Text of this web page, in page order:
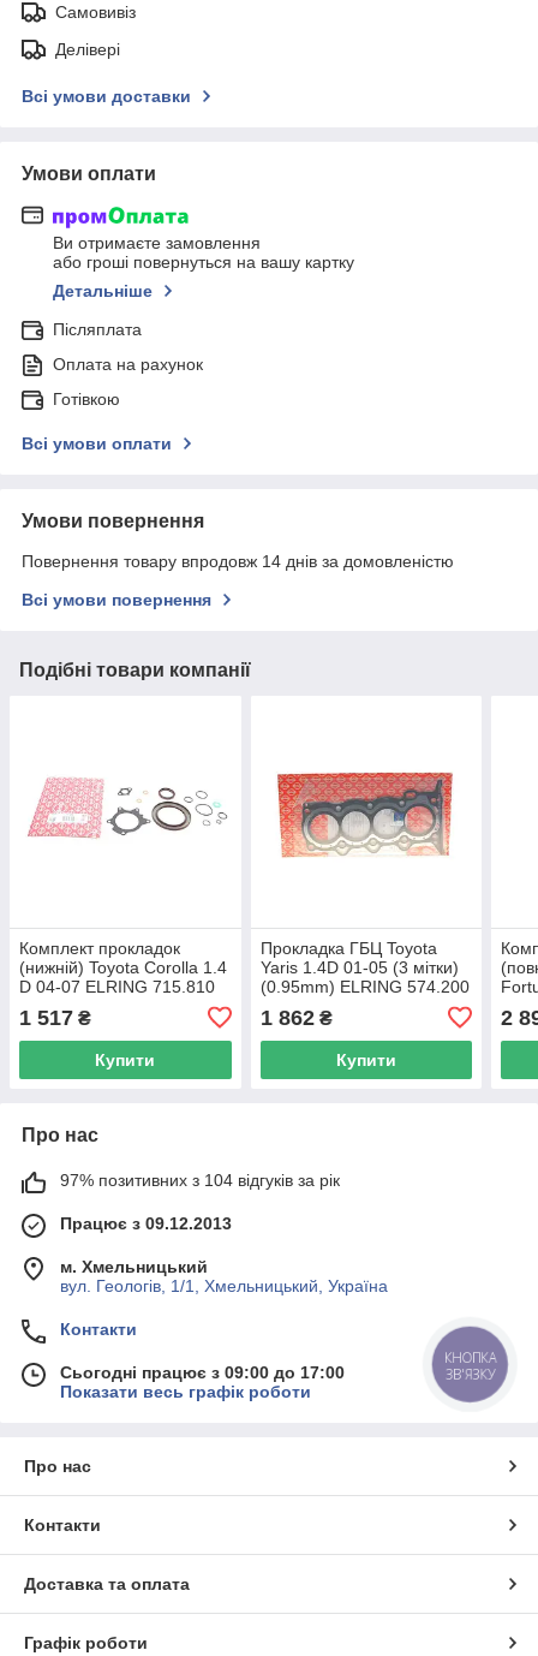
Самовивіз
Делівері
Всі умови доставки
Умови оплати
Ви отримаєте замовлення
або гроші повернуться на вашу картку
Детальніше
Післяплата
Оплата на рахунок
Готівкою
Всі умови оплати
Умови повернення
Повернення товару впродовж 14 днів за домовленістю
Всі умови повернення
Подібні товари компанії
Комплект прокладок
(нижній) Toyota Corolla 1.4
D 04-07 ELRING 715.810
1 517 ₴
Купити
Прокладка ГБЦ Toyota
Yaris 1.4D 01-05 (3 мітки)
(0.95mm) ELRING 574.200
1 862₴
Купити
2
Про нас
97% позитивних з 104 відгуків за рік
Працює з 09.12.2013
м. Хмельницький
вул. Геологів, 1/1, Хмельницький, Україна
Контакти
Сьогодні працює з 09:00 до 17:00
Показати весь графік роботи
Про нас
Контакти
Доставка та оплата
Графік роботи
КНОПКА
ЗВ'ЯЗКУ